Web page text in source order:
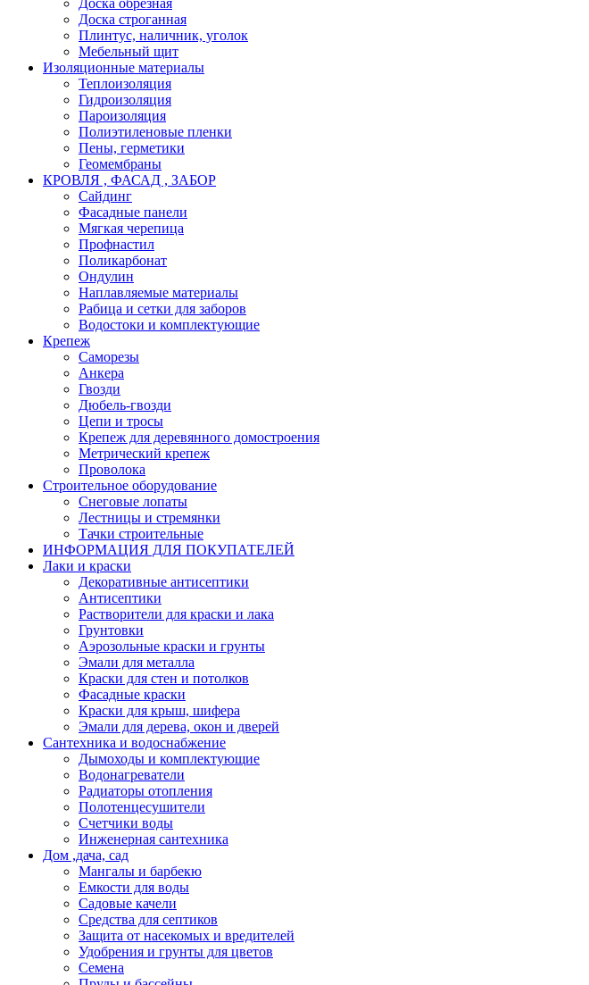
Доска обрезная
Доска строганная
Плинтус, наличник, уголок
Мебельный щит
Изоляционные материалы
Теплоизоляция
Гидроизоляция
Пароизоляция
Полиэтиленовые пленки
Пены, герметики
Геомембраны
КРОВЛЯ , ФАСАД , ЗАБОР
Сайдинг
Фасадные панели
Мягкая черепица
Профнастил
Поликарбонат
Ондулин
Наплавляемые материалы
Рабица и сетки для заборов
Водостоки и комплектующие
Крепеж
Саморезы
Анкера
Гвозди
Дюбель-гвозди
Цепи и тросы
Крепеж для деревянного домостроения
Метрический крепеж
Проволока
Строительное оборудование
Снеговые лопаты
Лестницы и стремянки
Тачки строительные
ИНФОРМАЦИЯ ДЛЯ ПОКУПАТЕЛЕЙ
Лаки и краски
Декоративные антисептики
Антисептики
Растворители для краски и лака
Грунтовки
Аэрозольные краски и грунты
Эмали для металла
Краски для стен и потолков
Фасадные краски
Краски для крыш, шифера
Эмали для дерева, окон и дверей
Сантехника и водоснабжение
Дымоходы и комплектующие
Водонагреватели
Радиаторы отопления
Полотенцесушители
Счетчики воды
Инженерная сантехника
Дом ,дача, сад
Мангалы и барбекю
Емкости для воды
Садовые качели
Средства для септиков
Защита от насекомых и вредителей
Удобрения и грунты для цветов
Семена